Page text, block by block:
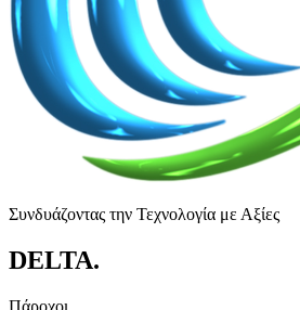
Συνδυάζοντας την Τεχνολογία με Αξίες
DELTA.
Πάροχοι